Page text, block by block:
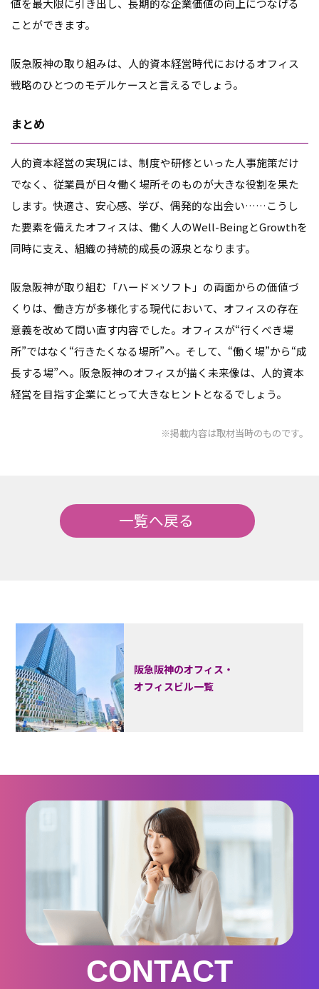
値を最大限に引き出し、長期的な企業価値の向上につなげる
ことができます。
阪急阪神の取り組みは、人的資本経営時代におけるオフィス
戦略のひとつのモデルケースと言えるでしょう。
まとめ
人的資本経営の実現には、制度や研修といった人事施策だけ
でなく、従業員が日々働く場所そのものが大きな役割を果た
します。快適さ、安心感、学び、偶発的な出会い……こうし
た要素を備えたオフィスは、働く人のWell-BeingとGrowthを
同時に支え、組織の持続的成長の源泉となります。
阪急阪神が取り組む「ハード×ソフト」の両面からの価値づ
くりは、働き方が多様化する現代において、オフィスの存在
意義を改めて問い直す内容でした。オフィスが“行くべき場
所”ではなく“行きたくなる場所”へ。そして、“働く場”から“成
長する場”へ。阪急阪神のオフィスが描く未来像は、人的資本
経営を目指す企業にとって大きなヒントとなるでしょう。
※掲載内容は取材当時のものです。
一覧へ戻る
阪急阪神のオフィス・
オフィスビル一覧
CONTACT